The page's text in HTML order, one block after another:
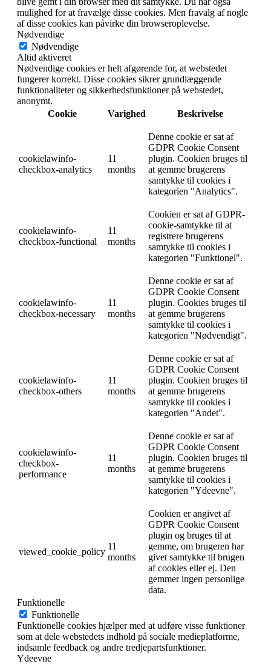
mulighed for at fravælge disse cookies. Men fravalg af nogle
af disse cookies kan påvirke din browseroplevelse.
Nødvendige
Nødvendige
Altid aktiveret
Nødvendige cookies er helt afgørende for, at webstedet
fungerer korrekt. Disse cookies sikrer grundlæggende
funktionaliteter og sikkerhedsfunktioner på webstedet,
anonymt.
Cookie
Varighed Beskrivelse
cookielawinfo-
checkbox-analytics
11
months
Denne cookie er sat af
GDPR Cookie Consent
plugin. Cookien bruges til
at gemme brugerens
samtykke til cookies i
kategorien "Analytics".
cookielawinfo-
checkbox-functional
11
months
Cookien er sat af GDPR-
cookie-samtykke til at
registrere brugerens
samtykke til cookies i
kategorien "Funktionel".
cookielawinfo-
checkbox-necessary
11
months
Denne cookie er sat af
GDPR Cookie Consent
plugin. Cookies bruges til
at gemme brugerens
samtykke til cookies i
kategorien "Nødvendigt".
cookielawinfo-
checkbox-others
11
months
Denne cookie er sat af
GDPR Cookie Consent
plugin. Cookien bruges til
at gemme brugerens
samtykke til cookies i
kategorien "Andet".
cookielawinfo-
checkbox-
performance
11
months
Denne cookie er sat af
GDPR Cookie Consent
plugin. Cookien bruges til
at gemme brugerens
samtykke til cookies i
kategorien "Ydeevne".
viewed_cookie_policy
11
months
Cookien er angivet af
GDPR Cookie Consent
plugin og bruges til at
gemme, om brugeren har
givet samtykke til brugen
af ​​cookies eller ej. Den
gemmer ingen personlige
data.
Funktionelle
Funktionelle
Funktionelle cookies hjælper med at udføre visse funktioner
som at dele webstedets indhold på sociale medieplatforme,
indsamle feedback og andre tredjepartsfunktioner.
Ydeevne